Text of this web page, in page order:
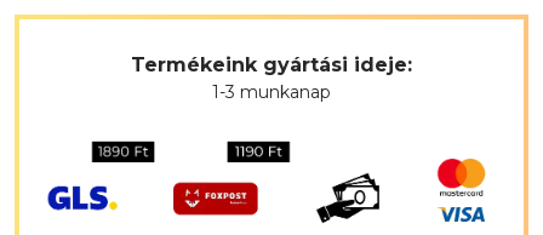
Termékeink gyártási ideje:
1-3 munkanap